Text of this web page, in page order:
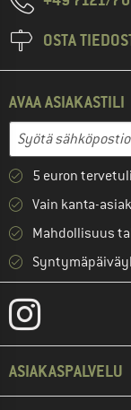
OSTA
AVAA ASIAKASTILI
Sähköpostiosoite
Anna
5 euron
Vain kanta-
Mahdollisuus
ASIAKASPALVELU